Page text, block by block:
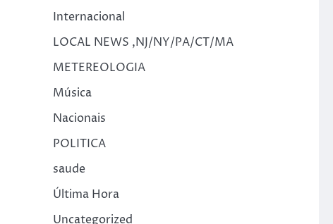
Internacional
LOCAL NEWS ,NJ/NY/PA/CT/MA
METEREOLOGIA
Música
Nacionais
POLITICA
saude
Última Hora
Uncategorized